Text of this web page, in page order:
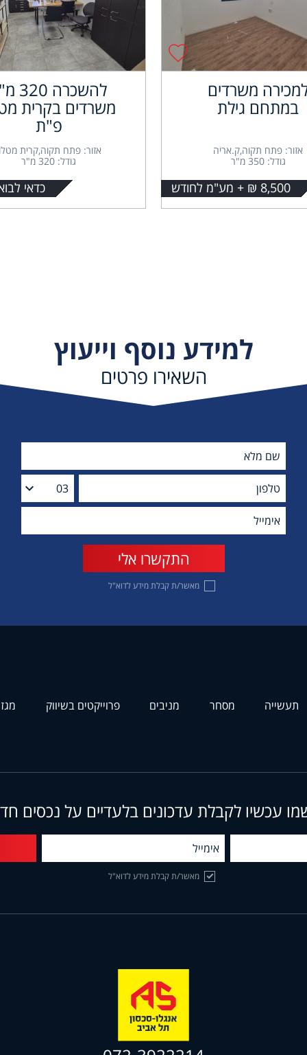
משרדים
במתחם גילת
אזור: פתח תקוה,ק.אריה
גודל: 350 מ"ר
8,500 ₪ + מע"מ לחודש
משרדים בקרית
פ"ת
אזור: פתח תקוה,קרית
גודל: 320 מ"ר
כדאי
למידע נוסף וייעוץ
השאירו פרטים
מאשר/ת קבלת מידע לדוא"ל
תעשייה מסחר מניבים פרוייקטים בשיווק
עכשיו לקבלת עדכונים בלעדיים על נכסים
מאשר/ת קבלת מידע לדוא"ל